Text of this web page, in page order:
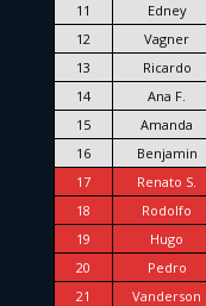
11
Edney
12
Vagner
13
Ricardo
14
Ana F.
15
Amanda
16
Benjamin
17
Renato S.
18
Rodolfo
19
Hugo
20
Pedro
21
Vanderson